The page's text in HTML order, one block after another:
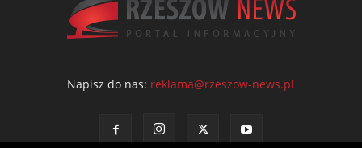
Napisz do nas: reklama@rzeszow-news.pl